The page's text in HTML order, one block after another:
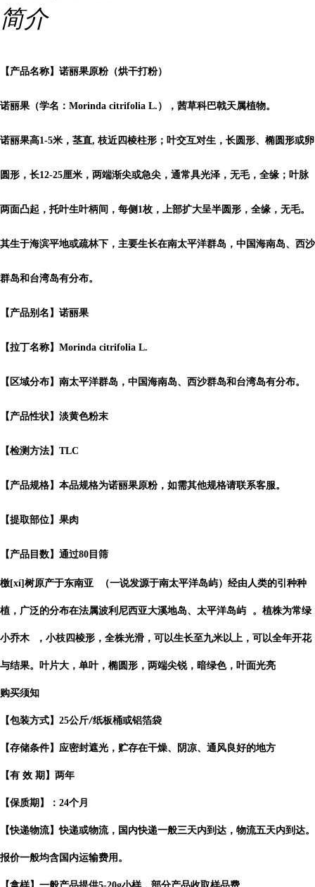
简介
【产品名称】诺丽果原粉（烘干打粉）
诺丽果（学名：Morinda citrifolia L.），茜草科巴戟天属植物。
诺丽果高1-5米，茎直, 枝近四棱柱形；叶交互对生，长圆形、椭圆形或卵
圆形，长12-25厘米，两端渐尖或急尖，通常具光泽，无毛，全缘；叶脉
两面凸起，托叶生叶柄间，每侧1枚，上部扩大呈半圆形，全缘，无毛。
其生于海滨平地或疏林下，主要生长在南太平洋群岛，中国海南岛、西沙
群岛和台湾岛有分布。
【产品别名】诺丽果
【拉丁名称】Morinda citrifolia L.
【区域分布】南太平洋群岛，中国海南岛、西沙群岛和台湾岛有分布。
【产品性状】淡黄色粉末
【检测方法】TLC
【产品规格】本品规格为诺丽果原粉，如需其他规格请联系客服。
【提取部位】果肉
【产品目数】通过80目筛
檄[xí]树原产于东南亚 （一说发源于南太平洋岛屿）经由人类的引种种
植，广泛的分布在法属波利尼西亚大溪地岛、 太平洋岛屿 。植株为常绿
小乔木 ，小枝四棱形，全株光滑，可以生长至九米以上，可以全年开花
与结果。叶片大，单叶，椭圆形，两端尖锐，暗绿色，叶面光亮
购买须知
【包装方式】 25公斤/纸板桶或铝箔袋
【存储条件】应密封遮光，贮存在干燥、阴凉、通风良好的地方
【有 效 期】两年
【保质期】： 24个月
【快递物流】快递或物流，国内快递一般三天内到达，物流五天内到达。
报价一般均含国内运输费用。